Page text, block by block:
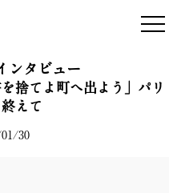
mum&gypsy
NEWS
タビュー
捨てよ町へ出よう」パリ
えて
30